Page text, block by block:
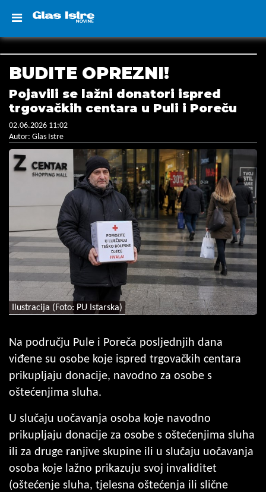
BUDITE OPREZNI!
Pojavili se lažni donatori ispred
trgovačkih centara u Puli i Poreču
02.06.2026 11:02
Autor: Glas Istre
Ilustracija (Foto: PU Istarska)
Na području Pule i Poreča posljednjih dana
viđene su osobe koje ispred trgovačkih centara
prikupljaju donacije, navodno za osobe s
oštećenjima sluha.
U slučaju uočavanja osoba koje navodno
prikupljaju donacije za osobe s oštećenjima sluha
ili za druge ranjive skupine ili u slučaju uočavanja
osoba koje lažno prikazuju svoj invaliditet
(oštećenje sluha, tjelesna oštećenja ili slične